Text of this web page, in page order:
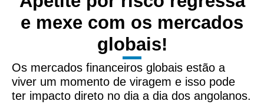
e mexe com os mercados
globais!
Os mercados financeiros globais estão a
viver um momento de viragem e isso pode
ter impacto direto no dia a dia dos angolanos.